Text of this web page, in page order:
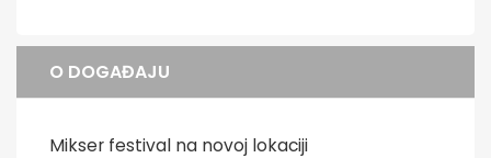
O DOGAĐAJU
Mikser festival na novoj lokaciji